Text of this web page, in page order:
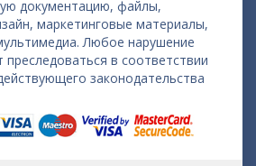
документацию, файлы,
маркетинговые материалы,
Любое нарушение
преследоваться в соответствии
законодательства